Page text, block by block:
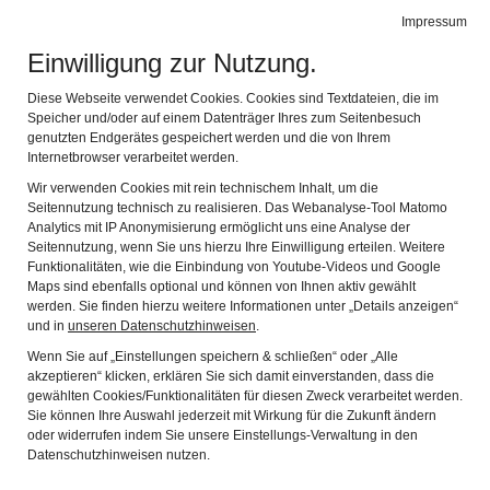
Impressum
Einwilligung zur Nutzung.
Diese Webseite verwendet Cookies. Cookies sind Textdateien, die im
Speicher und/oder auf einem Datenträger Ihres zum Seitenbesuch
genutzten Endgerätes gespeichert werden und die von Ihrem
Internetbrowser verarbeitet werden.
Wir verwenden Cookies mit rein technischem Inhalt, um die
Seitennutzung technisch zu realisieren. Das Webanalyse-Tool Matomo
Analytics mit IP Anonymisierung ermöglicht uns eine Analyse der
Seitennutzung, wenn Sie uns hierzu Ihre Einwilligung erteilen. Weitere
Funktionalitäten, wie die Einbindung von Youtube-Videos und Google
Maps sind ebenfalls optional und können von Ihnen aktiv gewählt
werden. Sie finden hierzu weitere Informationen unter „Details anzeigen“
und in unseren Datenschutzhinweisen.
Wenn Sie auf „Einstellungen speichern & schließen“ oder „Alle
akzeptieren“ klicken, erklären Sie sich damit einverstanden, dass die
gewählten Cookies/Funktionalitäten für diesen Zweck verarbeitet werden.
Sie können Ihre Auswahl jederzeit mit Wirkung für die Zukunft ändern
oder widerrufen indem Sie unsere Einstellungs-Verwaltung in den
Datenschutzhinweisen nutzen.
Himmel, Holz & Heilige - Die Weilheimer Schule und der Beginn der
bayerischen Barockskulptur
Führungen für Erwachsene
Veranstaltungen im Stadtmuseum
Führungen für Kinder und Familien
Angebote für Kindergärten und Schulen
Provenienzforschung
Familien Museen Allgäu